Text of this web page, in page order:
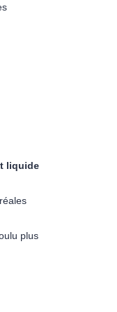
liquide
plus